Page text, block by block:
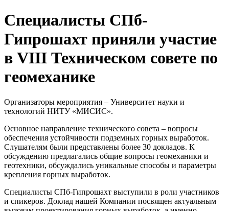
Специалисты СПб-
Гипрошахт приняли участие
в VIII Техническом совете по
геомеханике
Организаторы мероприятия – Университет науки и
технологий НИТУ «МИСИС».
Основное направление технического совета – вопросы
обеспечения устойчивости подземных горных выработок.
Слушателям были представлены более 30 докладов. К
обсуждению предлагались общие вопросы геомеханики и
геотехники, обсуждались уникальные способы и параметры
крепления горных выработок.
Специалисты СПб-Гипрошахт выступили в роли участников
и спикеров. Доклад нашей Компании посвящен актуальным